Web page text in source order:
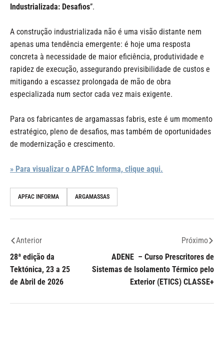
Industrializada: Desafios”.
A construção industrializada não é uma visão distante nem
apenas uma tendência emergente: é hoje uma resposta
concreta à necessidade de maior eficiência, produtividade e
rapidez de execução, assegurando previsibilidade de custos e
mitigando a escassez prolongada de mão de obra
especializada num sector cada vez mais exigente.
Para os fabricantes de argamassas fabris, este é um momento
estratégico, pleno de desafios, mas também de oportunidades
de modernização e crescimento.
» Para visualizar o APFAC Informa, clique aqui.
APFAC INFORMA ARGAMASSAS
Anterior
28ª edição da
Tektónica, 23 a 25
de Abril de 2026
Próximo
ADENE – Curso Prescritores de
Sistemas de Isolamento Térmico pelo
Exterior (ETICS) CLASSE+